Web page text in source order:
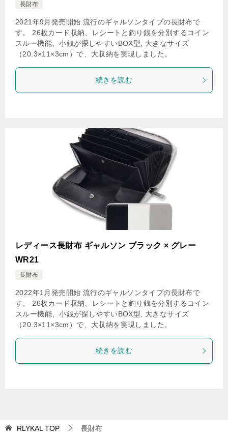
長財布
2021年9月発売開始 流行のギャルソンタイプの長財布で
す。 26枚カード収納、レシートと釣り銭を分別するコイン
スルー機能、小銭が探しやすいBOX型, 大きなサイズ
（20.3×11×3cm）で、大収納を実現しました。
続きを読む
レディース長財布 ギャルソン ブラック × グレー
WR21
長財布
2022年1月発売開始 流行のギャルソンタイプの長財布で
す。 26枚カード収納、レシートと釣り銭を分別するコイン
スルー機能、小銭が探しやすいBOX型, 大きなサイズ
（20.3×11×3cm）で、大収納を実現しました。
続きを読む
RLYKAL TOP 長財布